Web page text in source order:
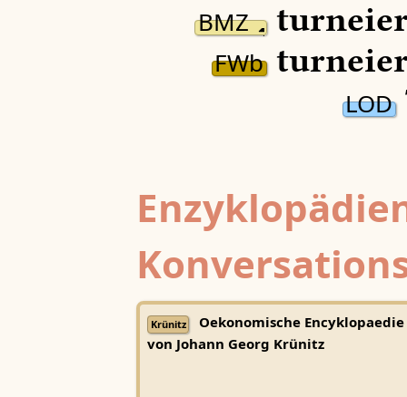
BMZ
FWb
LOD
Krünitz
Oekonomische Encyklopaedie
von Johann Georg Krünitz